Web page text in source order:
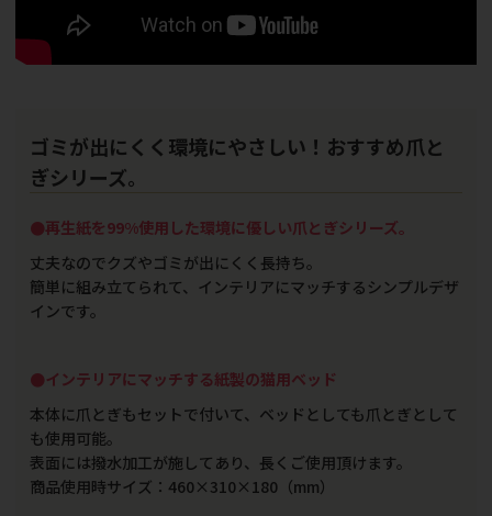
ゴミが出にくく環境にやさしい！おすすめ爪と
ぎシリーズ。
●再生紙を99%使用した環境に優しい爪とぎシリーズ。
丈夫なのでクズやゴミが出にくく長持ち。
簡単に組み立てられて、インテリアにマッチするシンプルデザ
インです。
●インテリアにマッチする紙製の猫用ベッド
本体に爪とぎもセットで付いて、ベッドとしても爪とぎとして
も使用可能。
表面には撥水加工が施してあり、長くご使用頂けます。
商品使用時サイズ：460×310×180（mm）